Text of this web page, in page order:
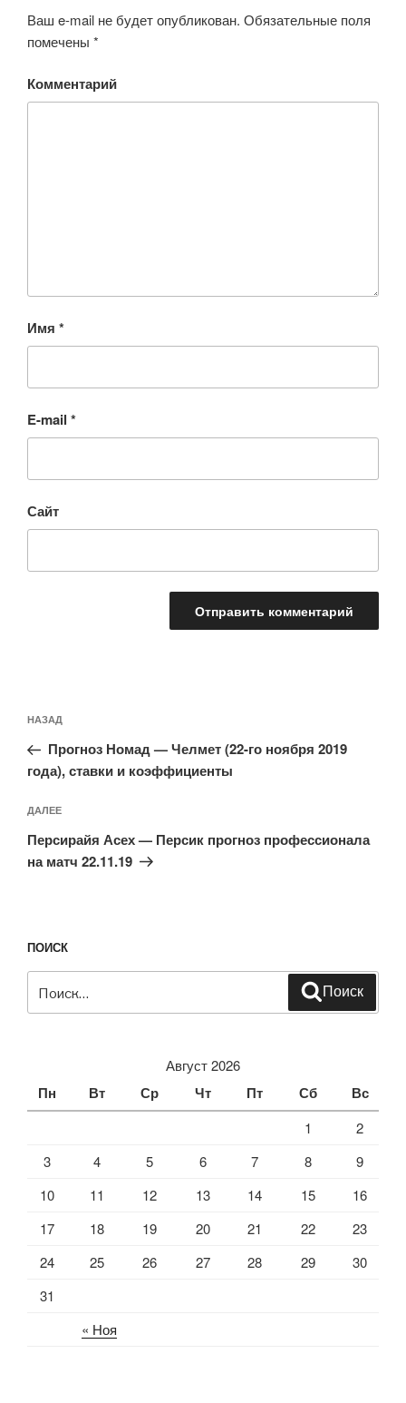
Ваш e-mail не будет опубликован. Обязательные поля
помечены *
Комментарий
Имя *
E-mail *
Сайт
по
записям
Предыдущая
запись:
НАЗАД
Прогноз Номад — Челмет (22-го ноября 2019
года), ставки и коэффициенты
Следующая
запись
ДАЛЕЕ
Персирайя Асех — Персик прогноз профессионала
на матч 22.11.19
ПОИСК
Поиск
Август 2026
Пн Вт Ср Чт Пт Сб Вс
« Ноя
1
2
3
4 5 6 7 8
9
10
11 12 13 14 15
16
17
18 19 20 21 22
23
24
25 26 27 28 29
30
31